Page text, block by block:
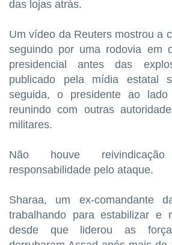
das lojas atrás.
Um vídeo da Reuters mostrou a
seguindo por uma ‌rodovia em
presidencial antes das
publicado pela mídia estatal
⁠seguida, o presidente ao
reunindo com outras
militares.
Não houve
responsabilidade pelo ataque.
Sharaa, um ex-comandante
trabalhando para estabilizar e
desde que liderou as